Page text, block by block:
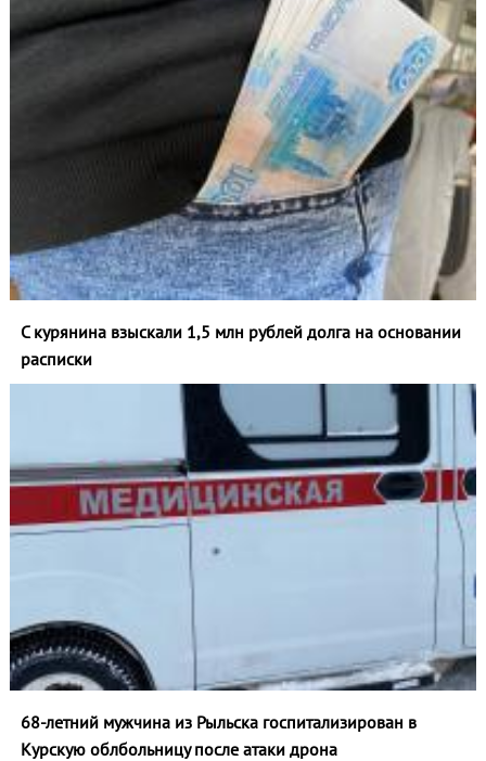
С курянина взыскали 1,5 млн рублей долга на основании
расписки
68-летний мужчина из Рыльска госпитализирован в
Курскую облбольницу после атаки дрона